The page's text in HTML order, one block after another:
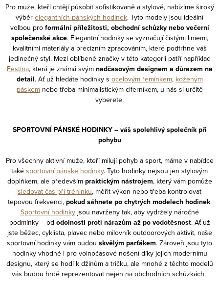
v
ý
p
v
Pro muže, kteří chtějí působit sofistikovaně a stylově, nabízíme široký
výběr elegantních pánských hodinek. Tyto modely jsou ideální
volbou pro formální příležitosti, obchodní schůzky nebo večerní
společenské akce. Elegantní hodinky se vyznačují čistými liniemi,
kvalitními materiály a precizním zpracováním, které podtrhne váš
jedinečný styl. Mezi oblíbené značky v této kategorii patří například
Festina, která je známá svým nadčasovým designem a důrazem na
detail. Ať už hledáte hodinky s ocelovým řemínkem, koženým
páskemnebo třeba minimalistickým ciferníkem, u nás si určitě
vyberete.
SPORTOVNÍ PÁNSKÉ HODINKY – váš spolehlivý společník při
pohybu
Pro všechny aktivní muže, kteří milují pohyb a sport, máme v nabídce
také sportovní pánské hodinky. Tyto hodinky nejsou jen stylovým
doplňkem, ale především praktickým nástrojem, který vám pomůže
sledovat čas při tréninku, měřit výkon nebo třeba kontrolovat
tepovou frekvenci, pokud sáhnete po chytrých modelech hodinek.
Sportovní hodinkyjsou navrženy tak, aby vydržely náročné
podmínky – od odolnosti proti nárazům až po vodotěsnost. Ať už
jste běžec, cyklista, plavec nebo milovník outdoorových aktivit, naše
sportovní hodinky vám budou skvělým parťákem. Zároveň jsou tyto
hodinky vhodné i pro volnočasové nošení díky jejich modernímu
designu, který se hodí k džínům a tričku, ale mnohé z těchto modelů
vás budou hrdě reprezentovat nejen na obchodních schůzkách.